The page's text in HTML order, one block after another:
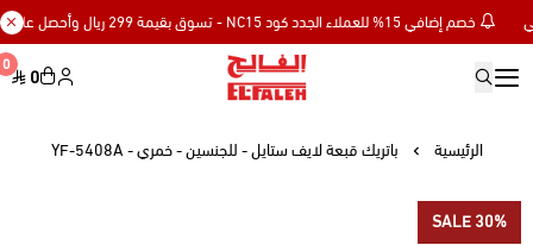
خصم إضافي 15% للعملاء الجدد كود NC15 - تسوق بقيمة 299 ريال وأحصل على توصيل مجاني
0 0
الرئيسية باتريك قبعة لايف ستايل - للجنسين - خمري - YF-5408A
SALE 30%